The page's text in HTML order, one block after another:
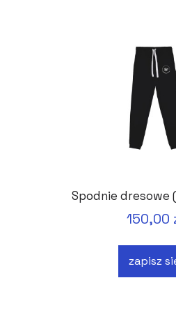
Spodnie dresowe
150,00
zapisz